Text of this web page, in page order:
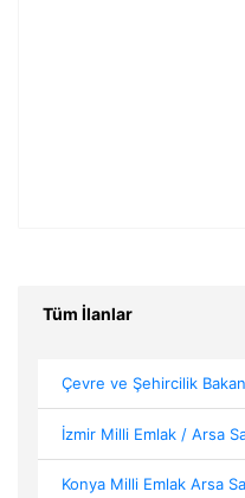
Tüm İlanlar
Çevre ve Şehircilik
İzmir Milli Emlak / Arsa
Konya Milli Emlak Arsa